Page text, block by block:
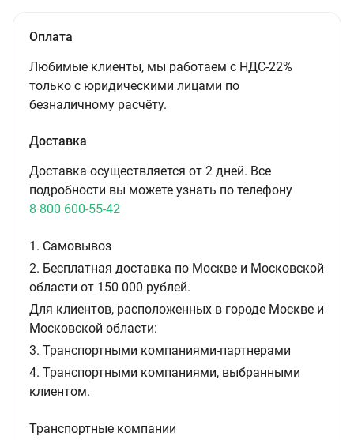
Оплата
Любимые клиенты, мы работаем с НДС-22%
только с юридическими лицами по
безналичному расчёту.
Доставка
Доставка осуществляется от 2 дней. Все
подробности вы можете узнать по телефону
8 800 600-55-42
1. Самовывоз
2. Бесплатная доставка по Москве и Московской
области от 150 000 рублей.
Для клиентов, расположенных в городе Москве и
Московской области:
3. Транспортными компаниями-партнерами
4. Транспортными компаниями, выбранными
клиентом.
Транспортные компании